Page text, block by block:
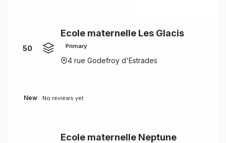
50
Ecole maternelle Les Glacis
Primary
4 rue Godefroy d'Estrades
New No reviews yet
Ecole maternelle Neptune